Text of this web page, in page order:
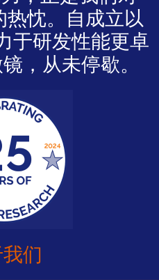
忱。自成立以
于研发性能更卓
，从未停歇。
们